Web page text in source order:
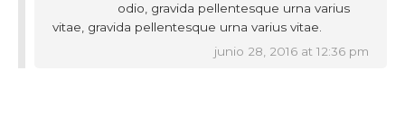
odio, gravida pellentesque urna varius
vitae, gravida pellentesque urna varius vitae.
junio 28, 2016 at 12:36 pm